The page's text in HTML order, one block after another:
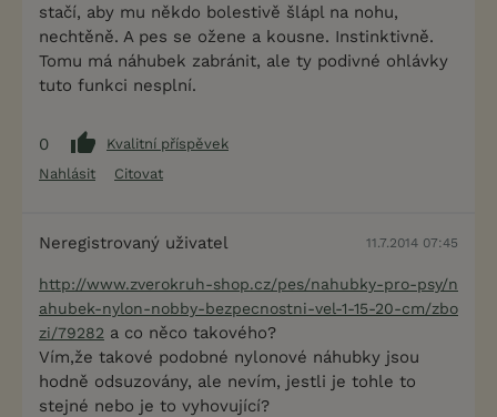
stačí, aby mu někdo bolestivě šlápl na nohu,
nechtěně. A pes se ožene a kousne. Instinktivně.
Tomu má náhubek zabránit, ale ty podivné ohlávky
tuto funkci nesplní.
0
Kvalitní příspěvek
Nahlásit
Citovat
Neregistrovaný uživatel 11.7.2014 07:45
http://www.zverokruh-shop.cz/pes/nahubky-pro-psy/n
ahubek-nylon-nobby-bezpecnostni-vel-1-15-20-cm/zbo
zi/79282 a co něco takového?
Vím,že takové podobné nylonové náhubky jsou
hodně odsuzovány, ale nevím, jestli je tohle to
stejné nebo je to vyhovující?